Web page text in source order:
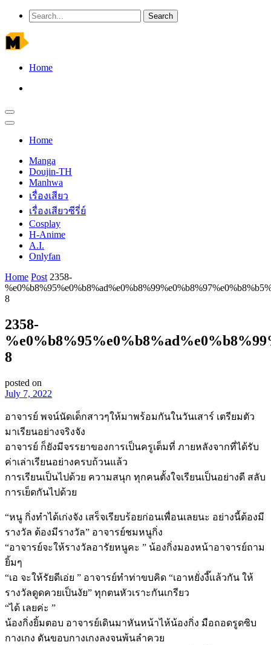
Home
Home
Manga
Doujin-TH
Manhwa
เรื่องเสียว
เรื่องเสียวซีรี่ย์
Cosplay
H-Anime
A.I.
Onlyfan
Home Post 2358-
8
2358-
8
posted on
July 7, 2022
อาจารย์ พจน์นัดเด็กสาวๆให้มาพร้อมกันในวันเสาร์ เตรียมตัว
มาเรียนอย่างจริงจัง
อาจารย์ ก็ยังมีจรรยาของการเป็นครูเต็มที่ ภายหลังจากที่ได้รับ
ค่าเล่าเรียนอย่างครบถ้วนแล้ว
การเรียนเป็นไปด้วย ความสนุก ทุกคนตั้งใจเรียนเป็นอย่างดี สลับ
การเย็ดกันไปด้วย
“หนู กิ่งทำได้เก่งจัง เสร็จเรียบร้อยก่อนเพื่อนเลยนะ อย่างนี้ต้องมี
รางวัล ต้องมีรางวัล” อาจารย์ชมหนูกิ่ง
“อาจารย์จะให้รางวัลอารัยหนูคะ ” น้องกิ่งมองหน้าอาจารย์ถาม
ยิ้มๆ
“เอ จะให้รัยดีเอ่ย ” อาจารย์ทำท่าขบคิด “เอาหยั่งงี๊แล้วกัน ให้
รางวัลดูดควยเป็นงัย” ทุกตนหัวเราะกันเกรียว
“ได้ เลยค่ะ ”
น้องกิ่งยิ้มตอบ อาจารย์เดินมาหันหน้าไห้น้องกิ่ง มือถอดรูดซิบ
กางเกง ดันขอบกางเกงลงจนพ้นลำควย